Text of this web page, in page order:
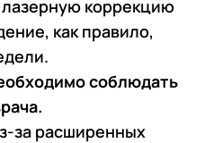
коррекцию
как правило,
соблюдать
за расширенных